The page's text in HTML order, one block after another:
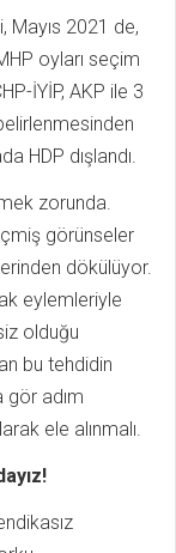
Mayıs 2021 de,
oyları seçim
İYİP, AKP ile 3
HDP dışlandı.
zorunda.
görünseler
dökülüyor.
eylemleriyle
olduğu
bu tehdidin
gör adım
ele alınmalı.